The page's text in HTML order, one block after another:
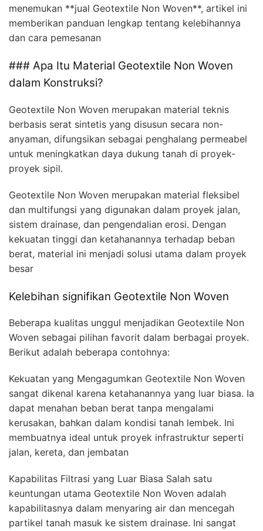
menemukan **jual Geotextile Non Woven**, artikel ini
memberikan panduan lengkap tentang kelebihannya
dan cara pemesanan
### Apa Itu Material Geotextile Non Woven
dalam Konstruksi?
Geotextile Non Woven merupakan material teknis
berbasis serat sintetis yang disusun secara non-
anyaman, difungsikan sebagai penghalang permeabel
untuk meningkatkan daya dukung tanah di proyek-
proyek sipil.
Geotextile Non Woven merupakan material fleksibel
dan multifungsi yang digunakan dalam proyek jalan,
sistem drainase, dan pengendalian erosi. Dengan
kekuatan tinggi dan ketahanannya terhadap beban
berat, material ini menjadi solusi utama dalam proyek
besar
Kelebihan signifikan Geotextile Non Woven
Beberapa kualitas unggul menjadikan Geotextile Non
Woven sebagai pilihan favorit dalam berbagai proyek.
Berikut adalah beberapa contohnya:
Kekuatan yang Mengagumkan Geotextile Non Woven
sangat dikenal karena ketahanannya yang luar biasa. Ia
dapat menahan beban berat tanpa mengalami
kerusakan, bahkan dalam kondisi tanah lembek. Ini
membuatnya ideal untuk proyek infrastruktur seperti
jalan, kereta, dan jembatan
Kapabilitas Filtrasi yang Luar Biasa Salah satu
keuntungan utama Geotextile Non Woven adalah
kapabilitasnya dalam menyaring air dan mencegah
partikel tanah masuk ke sistem drainase. Ini sangat